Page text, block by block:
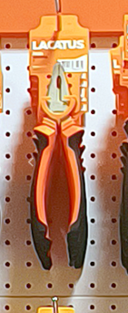
Previous